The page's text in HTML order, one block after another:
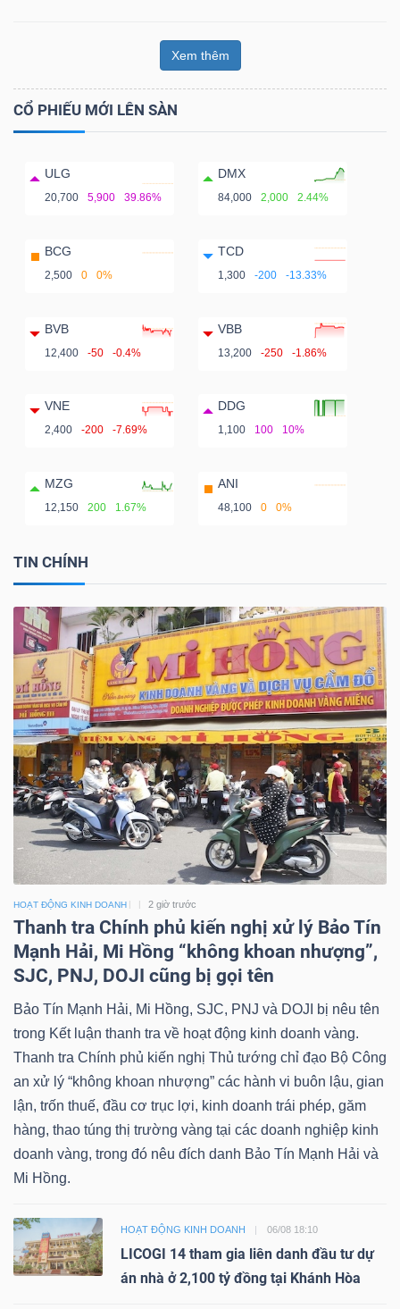
Xem thêm
CỔ PHIẾU MỚI LÊN SÀN
ULG
20,700 5,900 39.86%
DMX
84,000 2,000 2.44%
BCG
2,500 0 0%
TCD
1,300 -200 -13.33%
BVB
12,400 -50 -0.4%
VBB
13,200 -250 -1.86%
VNE
2,400 -200 -7.69%
DDG
1,100 100 10%
MZG
12,150 200 1.67%
ANI
48,100 0 0%
TIN CHÍNH
HOẠT ĐỘNG KINH DOANH 2 giờ trước
Thanh tra Chính phủ kiến nghị xử lý Bảo Tín
Mạnh Hải, Mi Hồng “không khoan nhượng”,
SJC, PNJ, DOJI cũng bị gọi tên
Bảo Tín Mạnh Hải, Mi Hồng, SJC, PNJ và DOJI bị nêu tên
trong Kết luận thanh tra về hoạt động kinh doanh vàng.
Thanh tra Chính phủ kiến nghị Thủ tướng chỉ đạo Bộ Công
an xử lý “không khoan nhượng” các hành vi buôn lậu, gian
lận, trốn thuế, đầu cơ trục lợi, kinh doanh trái phép, găm
hàng, thao túng thị trường vàng tại các doanh nghiệp kinh
doanh vàng, trong đó nêu đích danh Bảo Tín Mạnh Hải và
Mi Hồng.
HOẠT ĐỘNG KINH DOANH 06/08 18:10
LICOGI 14 tham gia liên danh đầu tư dự
án nhà ở 2,100 tỷ đồng tại Khánh Hòa